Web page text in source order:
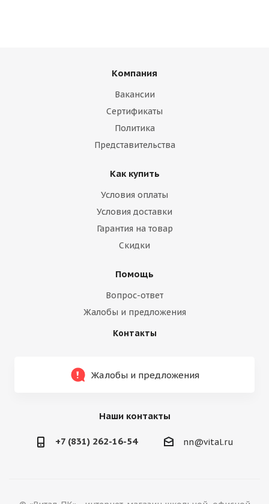
Компания
Вакансии
Сертификаты
Политика
Представительства
Как купить
Условия оплаты
Условия доставки
Гарантия на товар
Скидки
Помощь
Вопрос-ответ
Жалобы и предложения
Контакты
Жалобы и предложения
Наши контакты
+7 (831) 262-16-54 nn@vital.ru